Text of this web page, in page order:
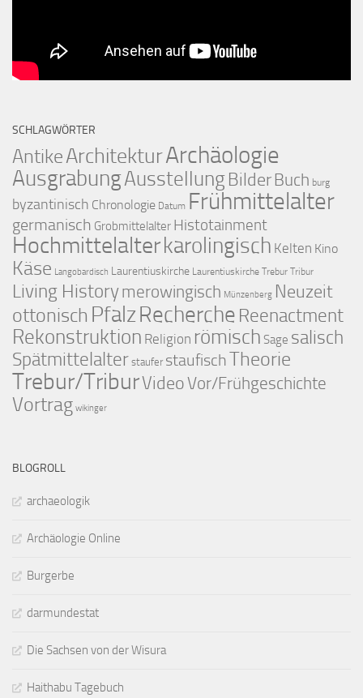
SCHLAGWÖRTER
AntikeArchitekturArchäologie
AusgrabungAusstellungBilder Buch burg
byzantinisch Chronologie Datum Frühmittelalter
germanisch Grobmittelalter Histotainment
Hochmittelalterkarolingisch Kelten Kino
Käse Langobardisch Laurentiuskirche Laurentiuskirche Trebur Tribur
Living Historymerowingisch Münzenberg Neuzeit
ottonisch PfalzRecherche Reenactment
Rekonstruktion Religion römisch Sage salisch
Spätmittelalter staufer staufischTheorie
Trebur/TriburVideoVor/Frühgeschichte
Vortrag wikinger
BLOGROLL
archaeologik
Archäologie Online
Burgerbe
darmundestat
Die Sachsen von der Wisura
Haithabu Tagebuch